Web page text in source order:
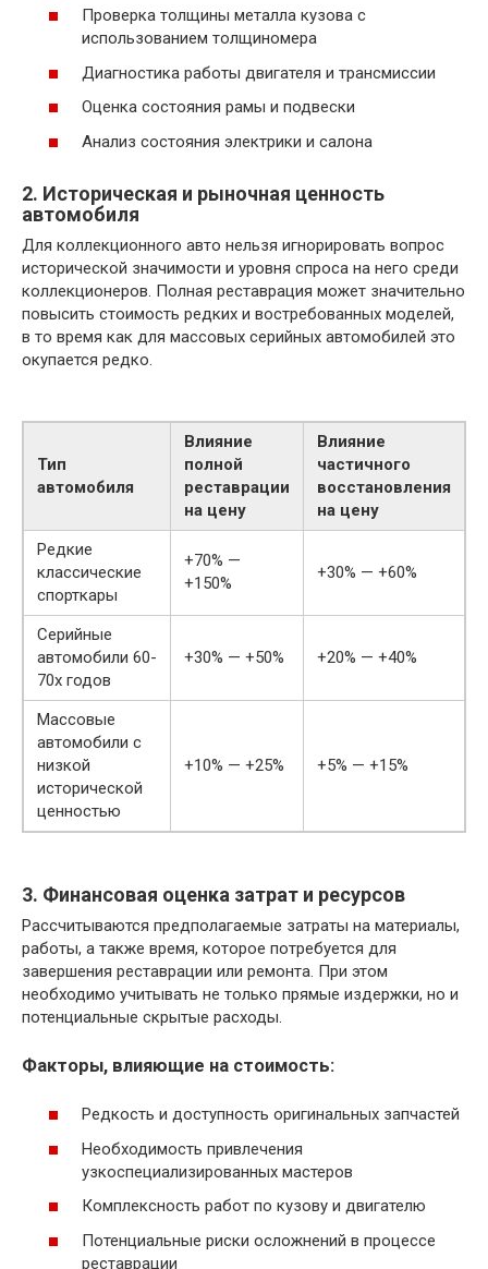
Проверка толщины металла кузова с
использованием толщиномера
Диагностика работы двигателя и трансмиссии
Оценка состояния рамы и подвески
Анализ состояния электрики и салона
2. Историческая и рыночная ценность
автомобиля
Для коллекционного авто нельзя игнорировать вопрос
исторической значимости и уровня спроса на него среди
коллекционеров. Полная реставрация может значительно
повысить стоимость редких и востребованных моделей,
в то время как для массовых серийных автомобилей это
окупается редко.
Тип
автомобиля
Влияние
полной
реставрации
на цену
Влияние
частичного
восстановления
на цену
Редкие
классические
спорткары
+70% —
+150%
+30% — +60%
Серийные
автомобили 60-
70х годов
+30% — +50% +20% — +40%
Массовые
автомобили с
низкой
исторической
ценностью
+10% — +25% +5% — +15%
3. Финансовая оценка затрат и ресурсов
Рассчитываются предполагаемые затраты на материалы,
работы, а также время, которое потребуется для
завершения реставрации или ремонта. При этом
необходимо учитывать не только прямые издержки, но и
потенциальные скрытые расходы.
Факторы, влияющие на стоимость:
Редкость и доступность оригинальных запчастей
Необходимость привлечения
узкоспециализированных мастеров
Комплексность работ по кузову и двигателю
Потенциальные риски осложнений в процессе
реставрации